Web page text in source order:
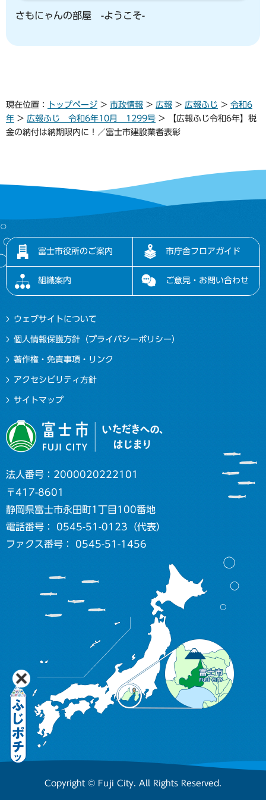
さもにゃんの部屋 -ようこそ-
現在位置： トップページ > 市政情報 > 広報 > 広報ふじ > 令和6
年 > 広報ふじ 令和6年10月 1299号 > 【広報ふじ令和6年】税
金の納付は納期限内に！／富士市建設業者表彰
富士市役所のご案内 市庁舎フロアガイド
組織案内 ご意見・お問い合わせ
ウェブサイトについて
個人情報保護方針（プライバシーポリシー）
著作権・免責事項・リンク
アクセシビリティ方針
サイトマップ
法人番号：2000020222101
〒417-8601
静岡県富士市永田町1丁目100番地
電話番号： 0545-51-0123（代表）
ファクス番号： 0545-51-1456
Copyright © Fuji City. All Rights Reserved.